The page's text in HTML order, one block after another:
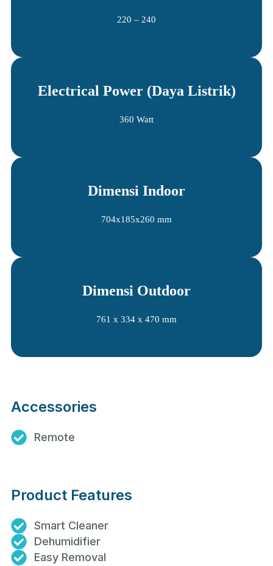
220 – 240
Electrical Power (Daya Listrik)
360 Watt
Dimensi Indoor
704x185x260 mm
Dimensi Outdoor
761 x 334 x 470 mm
Accessories
Remote
Product Features
Smart Cleaner
Dehumidifier
Easy Removal